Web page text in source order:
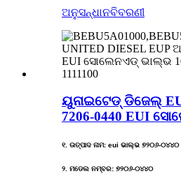
ଅନୁସନ୍ଧାନବିବରଣୀ
ୟୁନାଇଟେଡ୍ ଡିଜେଲ୍
7206-0440 EUI
୧. ଉତ୍ପାଦ ନାମ: eui ଭାଲ୍ଭ ୭୨୦୬-୦୪୪୦
୨. ମଡେଲ ନମ୍ବର: ୭୨୦୬-୦୪୪୦